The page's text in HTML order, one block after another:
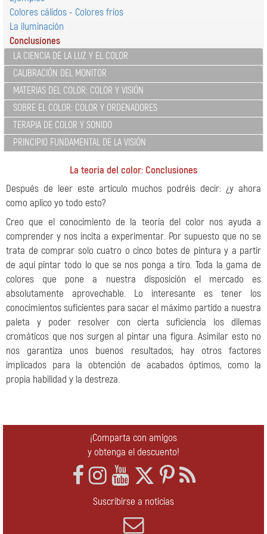
Colores cálidos - Colores fríos
La iluminación
Conclusiones
LA CIENCIA DE LA LUZ Y EL COLOR
CALIBRACIÓN DEL MONITOR
MATERIAS DEL COLOR: COLOR Y VISIÓN
SOBRE EL COLOR: COLOR Y ORDENADORES
TERAPIA DE COLOR Y SONIDO
PRINCIPIO FUNDAMENTAL DE LA VISIÓN
La teoría del color: Conclusiones
Después de leer este artículo muchos podréis decir: ¿y ahora
como aplico yo todo esto?
Creo que el conocimiento de la teoría del color nos ayuda a
comprender y nos incita a experimentar. Por supuesto que no se
trata de comprar solo cuatro o cinco botes de pintura y a partir
de aquí pintar todo lo que se nos ponga a tiro. Toda la gama de
colores que pone a nuestra disposición el mercado es
absolutamente aprovechable. Lo interesante es tener los
conocimientos suficientes para sacar el máximo partido a nuestra
paleta y poder resolver con cierta suficiencia los dilemas
cromáticos que nos surgen al pintar una figura. Asimilar esto no
nos garantiza unos buenos resultados; hay otros factores
implicados para la obtención de acabados óptimos, como la
propia habilidad y la destreza.
¡Comparta con amigos
y obtenga el descuento!
Suscribirse a noticias